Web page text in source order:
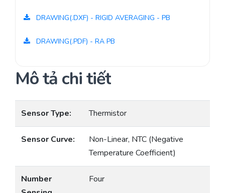
DRAWING(.DXF) - RIGID AVERAGING - PB
DRAWING(.PDF) - RA PB
Mô tả chi tiết
Sensor Type: Thermistor
Sensor Curve:
Non-Linear, NTC (Negative
Temperature Coefficient)
Number
Four